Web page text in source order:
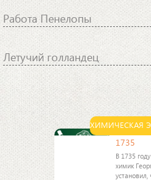
Работа Пенелопы
Летучий голландец
ХИМИЧЕСКАЯ
1735
В 1735
химик
установил,